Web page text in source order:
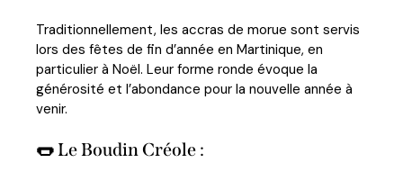
Traditionnellement, les accras de morue sont servis
lors des fêtes de fin d’année en Martinique, en
particulier à Noël. Leur forme ronde évoque la
générosité et l’abondance pour la nouvelle année à
venir.
🌭 Le Boudin Créole :